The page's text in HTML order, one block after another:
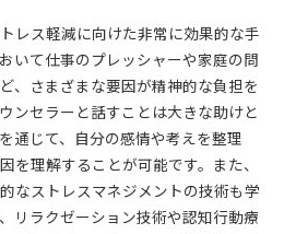
レス軽減に向けた非常に効果的な手
いて仕事のプレッシャーや家庭の問
、さまざまな要因が精神的な負担を
ンセラーと話すことは大きな助けと
通じて、自分の感情や考えを整理
を理解することが可能です。また、
なストレスマネジメントの技術も学
リラクゼーション技術や認知行動療